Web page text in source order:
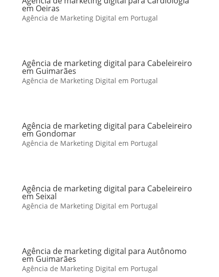
em Oeiras
Agência de Marketing Digital em Portugal
Agência de marketing digital para Cabeleireiro
em Guimarães
Agência de Marketing Digital em Portugal
Agência de marketing digital para Cabeleireiro
em Gondomar
Agência de Marketing Digital em Portugal
Agência de marketing digital para Cabeleireiro
em Seixal
Agência de Marketing Digital em Portugal
Agência de marketing digital para Autônomo
em Guimarães
Agência de Marketing Digital em Portugal